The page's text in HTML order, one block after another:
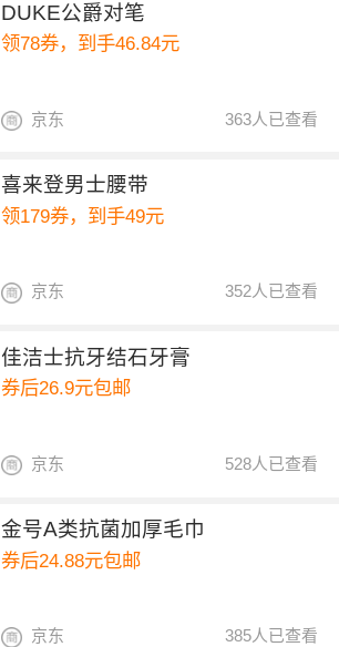
DUKE公爵对笔
领78券，到手46.84元
363人已查看
京东
喜来登男士腰带
领179券，到手49元
352人已查看
京东
佳洁士抗牙结石牙膏
券后26.9元包邮
528人已查看
京东
金号A类抗菌加厚毛巾
券后24.88元包邮
385人已查看
京东